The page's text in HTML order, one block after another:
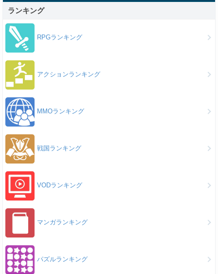
ランキング
RPGランキング
アクションランキング
MMOランキング
戦国ランキング
VODランキング
マンガランキング
パズルランキング